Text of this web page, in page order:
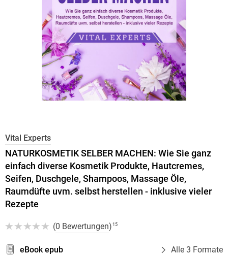
Vital Experts
NATURKOSMETIK SELBER MACHEN: Wie Sie ganz
einfach diverse Kosmetik Produkte, Hautcremes,
Seifen, Duschgele, Shampoos, Massage Öle,
Raumdüfte uvm. selbst herstellen - inklusive vieler
Rezepte
(0 Bewertungen) 15
eBook epub Alle 3 Formate